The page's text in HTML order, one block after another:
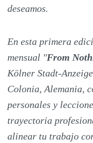
deseamos.
En esta primera
mensual "From
Kölner Stadt-
Colonia, Alemania,
personales y
trayectoria
alinear tu trabajo